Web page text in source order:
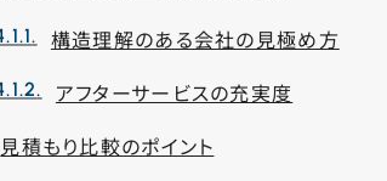
構造理解のある会社の見極め方
アフターサービスの充実度
見積もり比較のポイント